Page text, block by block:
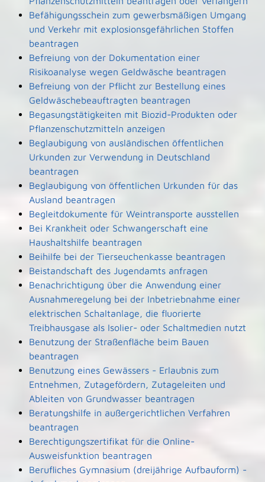
Befähigungsschein zum gewerbsmäßigen Umgang
und Verkehr mit explosionsgefährlichen Stoffen
beantragen
Befreiung von der Dokumentation einer
Risikoanalyse wegen Geldwäsche beantragen
Befreiung von der Pflicht zur Bestellung eines
Geldwäschebeauftragten beantragen
Begasungstätigkeiten mit Biozid-Produkten oder
Pflanzenschutzmitteln anzeigen
Beglaubigung von ausländischen öffentlichen
Urkunden zur Verwendung in Deutschland
beantragen
Beglaubigung von öffentlichen Urkunden für das
Ausland beantragen
Begleitdokumente für Weintransporte ausstellen
Bei Krankheit oder Schwangerschaft eine
Haushaltshilfe beantragen
Beihilfe bei der Tierseuchenkasse beantragen
Beistandschaft des Jugendamts anfragen
Benachrichtigung über die Anwendung einer
Ausnahmeregelung bei der Inbetriebnahme einer
elektrischen Schaltanlage, die fluorierte
Treibhausgase als Isolier- oder Schaltmedien nutzt
Benutzung der Straßenfläche beim Bauen
beantragen
Benutzung eines Gewässers - Erlaubnis zum
Entnehmen, Zutagefördern, Zutageleiten und
Ableiten von Grundwasser beantragen
Beratungshilfe in außergerichtlichen Verfahren
beantragen
Berechtigungszertifikat für die Online-
Ausweisfunktion beantragen
Berufliches Gymnasium (dreijährige Aufbauform) -